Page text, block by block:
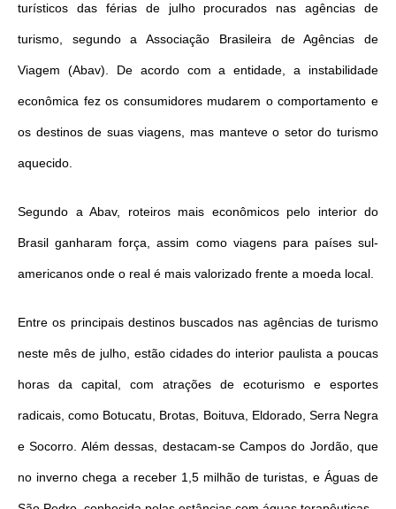
turísticos das férias de julho procurados nas agências de
turismo, segundo a Associação Brasileira de Agências de
Viagem (Abav). De acordo com a entidade, a instabilidade
econômica fez os consumidores mudarem o comportamento e
os destinos de suas viagens, mas manteve o setor do turismo
aquecido.
Segundo a Abav, roteiros mais econômicos pelo interior do
Brasil ganharam força, assim como viagens para países sul-
americanos onde o real é mais valorizado frente a moeda local.
Entre os principais destinos buscados nas agências de turismo
neste mês de julho, estão cidades do interior paulista a poucas
horas da capital, com atrações de ecoturismo e esportes
radicais, como Botucatu, Brotas, Boituva, Eldorado, Serra Negra
e Socorro. Além dessas, destacam-se Campos do Jordão, que
no inverno chega a receber 1,5 milhão de turistas, e Águas de